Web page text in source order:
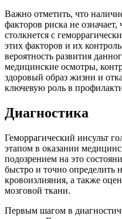
Важно отметить, что
факторов риска не означает,
столкнется с
этих факторов и их
вероятность развития
медицинские осмотры,
здоровый образ жизни и
ключевую роль в
Диагностика
Геморрагический инсульт
этапом в оказании
подозрением на это
быстро и точно определить
кровоизлияния, а также
мозговой ткани.
Первым шагом в